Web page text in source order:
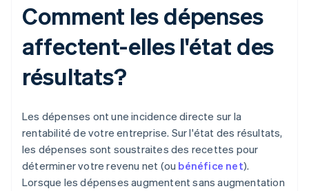
Comment les dépenses
affectent-elles l'état des
résultats?
Les dépenses ont une incidence directe sur la
rentabilité de votre entreprise. Sur l'état des résultats,
les dépenses sont soustraites des recettes pour
déterminer votre revenu net (ou bénéfice net).
Lorsque les dépenses augmentent sans augmentation